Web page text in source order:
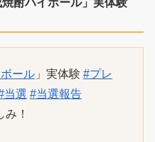
酎ハイボール」実体験
ール」実体験 #プレ
当選 #当選報告
！